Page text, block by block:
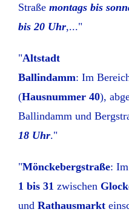
Straße montags bis
bis 20 Uhr,..."
"Altstadt
Ballindamm: Im
(Hausnummer 40),
Ballindamm und
18 Uhr."
"Mönckebergstraße:
1 bis 31 zwischen
und Rathausmarkt